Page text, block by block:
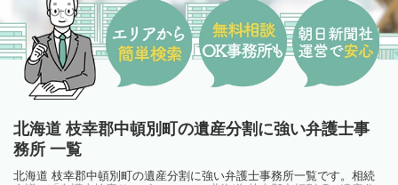
北海道 枝幸郡中頓別町の遺産分割に強い弁護士事
務所 一覧
北海道 枝幸郡中頓別町の遺産分割に強い弁護士事務所一覧です。相続